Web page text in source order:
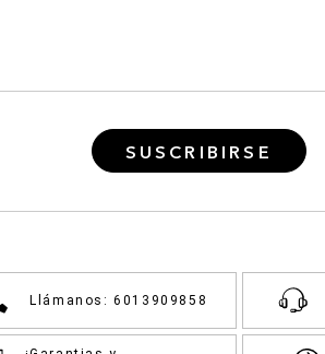
SUSCRIBIRSE
Llámanos: 6013909858